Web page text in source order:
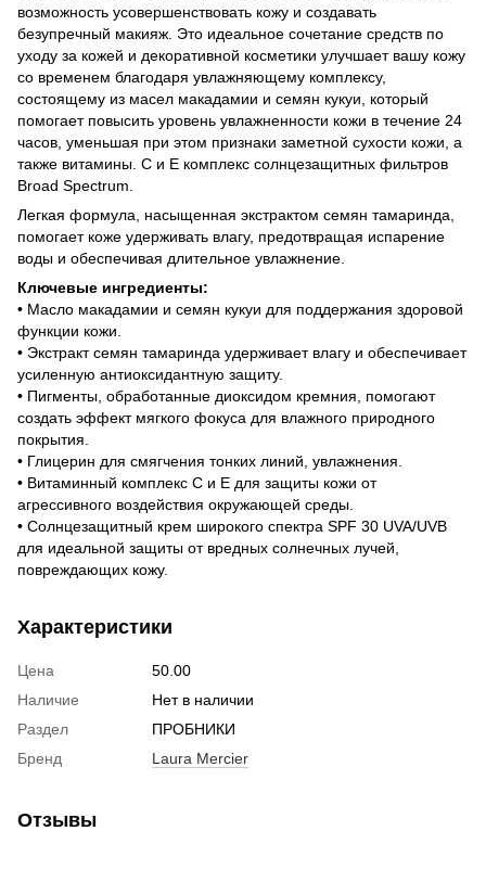
возможность усовершенствовать кожу и создавать
безупречный макияж. Это идеальное сочетание средств по
уходу за кожей и декоративной косметики улучшает вашу кожу
со временем благодаря увлажняющему комплексу,
состоящему из масел макадамии и семян кукуи, который
помогает повысить уровень увлажненности кожи в течение 24
часов, уменьшая при этом признаки заметной сухости кожи, а
также витамины. С и Е комплекс солнцезащитных фильтров
Broad Spectrum.
Легкая формула, насыщенная экстрактом семян тамаринда,
помогает коже удерживать влагу, предотвращая испарение
воды и обеспечивая длительное увлажнение.
Ключевые ингредиенты:
• Масло макадамии и семян кукуи для поддержания здоровой
функции кожи.
• Экстракт семян тамаринда удерживает влагу и обеспечивает
усиленную антиоксидантную защиту.
• Пигменты, обработанные диоксидом кремния, помогают
создать эффект мягкого фокуса для влажного природного
покрытия.
• Глицерин для смягчения тонких линий, увлажнения.
• Витаминный комплекс С и Е для защиты кожи от
агрессивного воздействия окружающей среды.
• Солнцезащитный крем широкого спектра SPF 30 UVA/UVB
для идеальной защиты от вредных солнечных лучей,
повреждающих кожу.
Характеристики
Цена
50.00
Наличие
Нет в наличии
Раздел
ПРОБНИКИ
Бренд
Laura Mercier
Отзывы